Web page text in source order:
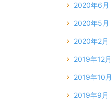
2020年6月
2020年5月
2020年2月
2019年12月
2019年10月
2019年9月